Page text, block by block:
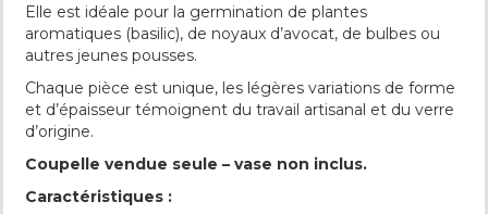
Elle est idéale pour la germination de plantes
aromatiques (basilic), de noyaux d’avocat, de bulbes ou
autres jeunes pousses.
Chaque pièce est unique, les légères variations de forme
et d’épaisseur témoignent du travail artisanal et du verre
d’origine.
Coupelle vendue seule – vase non inclus.
Caractéristiques :